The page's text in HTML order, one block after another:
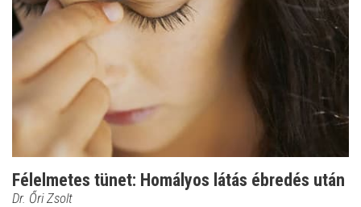
Félelmetes tünet: Homályos látás ébredés után
Dr. Őri Zsolt